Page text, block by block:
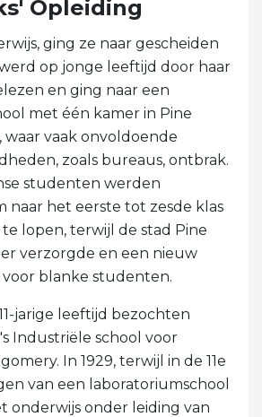
Opleiding
ging ze naar gescheiden
op jonge leeftijd door haar
en ging naar een
met één kamer in Pine
waar vaak onvoldoende
zoals bureaus, ontbrak.
studenten werden
naar het eerste tot zesde klas
lopen, terwijl de stad Pine
verzorgde en een nieuw
blanke studenten.
jarige leeftijd bezochten
Industriële school voor
In 1929, terwijl in de 11e
van een laboratoriumschool
onderwijs onder leiding van